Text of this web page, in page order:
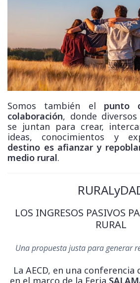
Somos también el punto
colaboración, donde
se juntan para crear,
ideas, conocimientos y
destino es afianzar y
medio rural.
LOS INGRESOS PASIVOS
RURAL
Una propuesta justa para generar
La AECD, en una
en el marco de la Feria